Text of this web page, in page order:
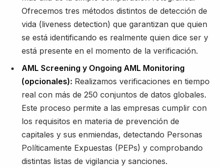
Ofrecemos tres métodos distintos de detección de
vida (liveness detection) que garantizan que quien
se está identificando es realmente quien dice ser y
está presente en el momento de la verificación.
AML Screening y Ongoing AML Monitoring
(opcionales): Realizamos verificaciones en tiempo
real con más de 250 conjuntos de datos globales.
Este proceso permite a las empresas cumplir con
los requisitos en materia de prevención de
capitales y sus enmiendas, detectando Personas
Políticamente Expuestas (PEPs) y comprobando
distintas listas de vigilancia y sanciones.